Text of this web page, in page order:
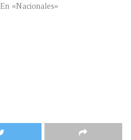
En «Nacionales»